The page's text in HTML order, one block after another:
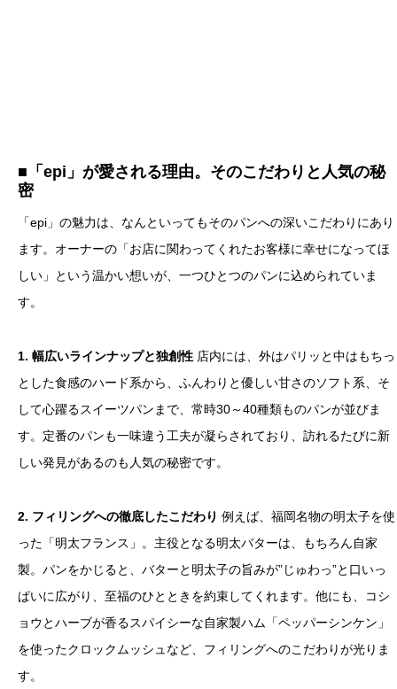
■「epi」が愛される理由。そのこだわりと人気の秘
密
「epi」の魅力は、なんといってもそのパンへの深いこだわりにあり
ます。オーナーの「お店に関わってくれたお客様に幸せになってほ
しい」という温かい想いが、一つひとつのパンに込められていま
す。
1. 幅広いラインナップと独創性 店内には、外はパリッと中はもちっ
とした食感のハード系から、ふんわりと優しい甘さのソフト系、そ
して心躍るスイーツパンまで、常時30～40種類ものパンが並びま
す。定番のパンも一味違う工夫が凝らされており、訪れるたびに新
しい発見があるのも人気の秘密です。
2. フィリングへの徹底したこだわり 例えば、福岡名物の明太子を使
った「明太フランス」。主役となる明太バターは、もちろん自家
製。パンをかじると、バターと明太子の旨みが”じゅわっ”と口いっ
ぱいに広がり、至福のひとときを約束してくれます。他にも、コシ
ョウとハーブが香るスパイシーな自家製ハム「ペッパーシンケン」
を使ったクロックムッシュなど、フィリングへのこだわりが光りま
す。